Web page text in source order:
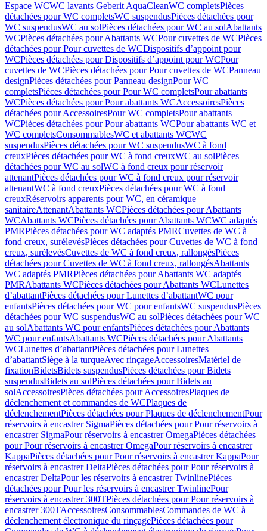
Espace WCWC lavants Geberit AquaCleanWC completsPièces
détachées pour WC completsWC suspendusPièces détachées pour
WC suspendusWC au solPièces détachées pour WC au solAbattants
WCPièces détachées pour Abattants WCPour cuvettes de WCPièces
détachées pour Pour cuvettes de WCDispositifs d’appoint pour
WCPièces détachées pour Dispositifs d’appoint pour WCPour
cuvettes de WCPièces détachées pour Pour cuvettes de WCPanneau
designPièces détachées pour Panneau designPour WC
completsPièces détachées pour Pour WC completsPour abattants
WCPièces détachées pour Pour abattants WCAccessoiresPièces
détachées pour AccessoiresPour WC completsPour abattants
WCPièces détachées pour Pour abattants WCPour abattants WC et
WC completsConsommablesWC et abattants WCWC
suspendusPièces détachées pour WC suspendusWC à fond
creuxPièces détachées pour WC à fond creuxWC au solPièces
détachées pour WC au solWC à fond creux pour réservoir
attenantPièces détachées pour WC à fond creux pour réservoir
attenantWC à fond creuxPièces détachées pour WC à fond
creuxRéservoirs apparents pour WC, en céramique
sanitaireAttenantAbattants WCPièces détachées pour Abattants
WCAbattants WCPièces détachées pour Abattants WCWC adaptés
PMRPièces détachées pour WC adaptés PMRCuvettes de WC à
fond creux, surélevésPièces détachées pour Cuvettes de WC à fond
creux, surélevésCuvettes de WC à fond creux, rallongésPièces
détachées pour Cuvettes de WC à fond creux, rallongésAbattants
WC adaptés PMRPièces détachées pour Abattants WC adaptés
PMRAbattants WCPièces détachées pour Abattants WCLunettes
d’abattantPièces détachées pour Lunettes d’abattantWC pour
enfantsPièces détachées pour WC pour enfantsWC suspendusPièces
détachées pour WC suspendusWC au solPièces détachées pour WC
au solAbattants WC pour enfantsPièces détachées pour Abattants
WC pour enfantsAbattants WCPièces détachées pour Abattants
WCLunettes d’abattantPièces détachées pour Lunettes
d’abattantSiège à la turqueAvec rinçageAccessoiresMatériel de
fixationBidetsBidets suspendusPièces détachées pour Bidets
suspendusBidets au solPièces détachées pour Bidets au
solAccessoiresPièces détachées pour AccessoiresPlaques de
déclenchement et commandes de WCPlaques de
déclenchementPièces détachées pour Plaques de déclenchementPour
réservoirs à encastrer SigmaPièces détachées pour Pour réservoirs à
encastrer SigmaPour réservoirs à encastrer OmegaPièces détachées
pour Pour réservoirs à encastrer OmegaPour réservoirs à encastrer
KappaPièces détachées pour Pour réservoirs à encastrer KappaPour
réservoirs à encastrer DeltaPièces détachées pour Pour réservoirs à
encastrer DeltaPour les réservoirs à encastrer TwinlinePièces
détachées pour Pour les réservoirs à encastrer TwinlinePour
réservoirs à encastrer 300TPièces détachées pour Pour réservoirs à
encastrer 300TAccessoiresConsommablesCommandes de WC à
déclenchement électronique du rinçagePièces détachées pour